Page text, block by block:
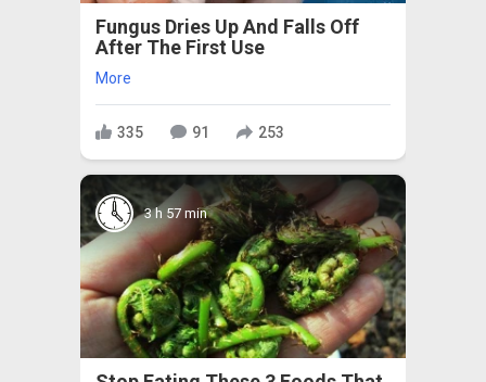
Fungus Dries Up And Falls Off
After The First Use
More
335 91 253
3 h 57 min